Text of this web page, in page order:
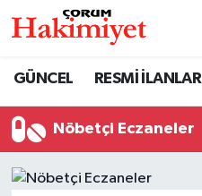
GÜNCEL RESMİ İLANLAR
Nöbetçi Eczaneler
Nöbetçi Eczaneler